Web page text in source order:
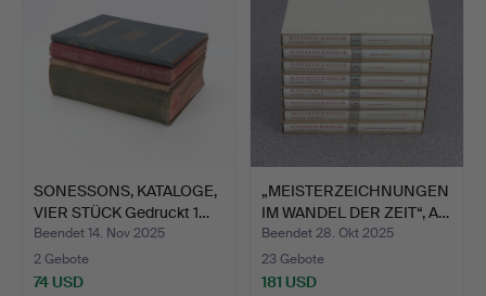
SONESSONS, KATALOGE,
VIER STÜCK Gedruckt 1…
Beendet 14. Nov 2025
2 Gebote
74 USD
„MEISTERZEICHNUNGEN
IM WANDEL DER ZEIT“, A…
Beendet 28. Okt 2025
23 Gebote
181 USD